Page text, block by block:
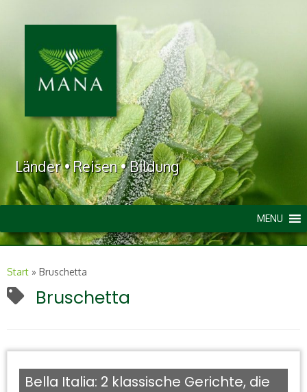
Länder • Reisen • Bildung
MENU
Start » Bruschetta
Bruschetta
Bella Italia: 2 klassische Gerichte, die